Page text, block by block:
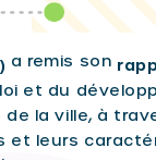
a remis son
et du
la ville, à
et leurs